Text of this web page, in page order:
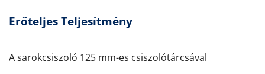
Erőteljes Teljesítmény
A sarokcsiszoló 125 mm-es csiszolótárcsával